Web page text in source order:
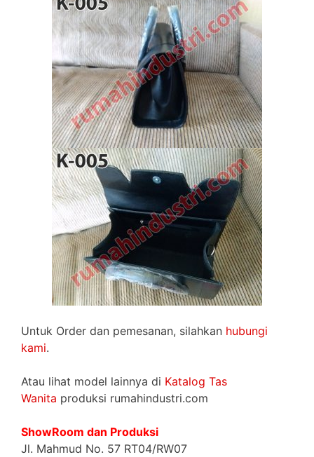
Untuk Order dan pemesanan, silahkan hubungi
kami.
Atau lihat model lainnya di Katalog Tas
Wanita produksi rumahindustri.com
ShowRoom dan Produksi
Jl. Mahmud No. 57 RT04/RW07